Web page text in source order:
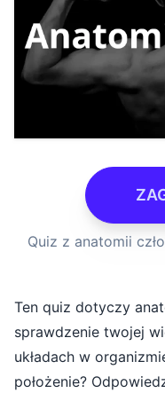
Quiz z anatomii
Ten quiz dotyczy
sprawdzenie twojej
układach w
położenie?